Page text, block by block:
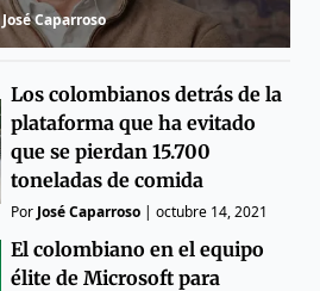
José Caparroso
Los colombianos detrás de la
plataforma que ha evitado
que se pierdan 15.700
toneladas de comida
Por José Caparroso |octubre 14, 2021
El colombiano en el equipo
élite de Microsoft para